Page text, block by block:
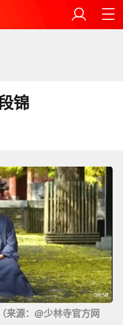
锦
来源：@少林寺官方网